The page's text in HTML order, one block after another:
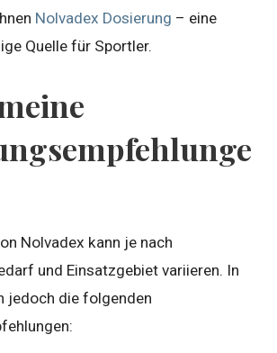
Nolvadex Dosierung – eine
Quelle für Sportler.
Nolvadex kann je nach
und Einsatzgebiet variieren. In
jedoch die folgenden